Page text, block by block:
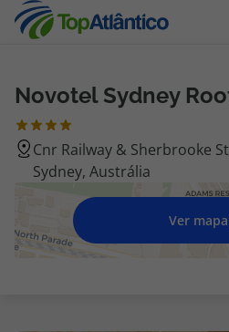
Destinos
Voos
Voos + Hotel
Novotel Sydney
Cnr Railway & Sherbrooke
Sydney, Austrália
Ver mapa